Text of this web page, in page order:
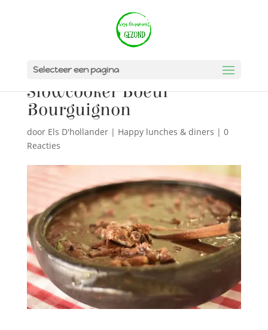
Selecteer een pagina
Slowcooker Boeuf
Bourguignon
door Els D'hollander| Happy lunches & diners | 0
Reacties